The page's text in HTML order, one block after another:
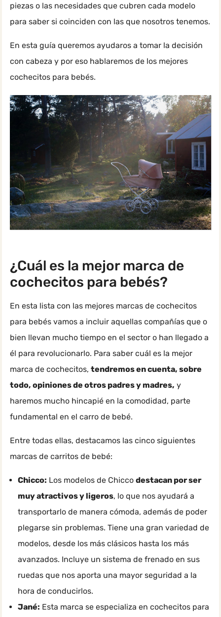
piezas o las necesidades que cubren cada modelo
para saber si coinciden con las que nosotros tenemos.
En esta guía queremos ayudaros a tomar la decisión
con cabeza y por eso hablaremos de los mejores
cochecitos para bebés.
¿Cuál es la mejor marca de
cochecitos para bebés?
En esta lista con las mejores marcas de cochecitos
para bebés vamos a incluir aquellas compañías que o
bien llevan mucho tiempo en el sector o han llegado a
él para revolucionarlo. Para saber cuál es la mejor
marca de cochecitos, tendremos en cuenta, sobre
todo, opiniones de otros padres y madres, y
haremos mucho hincapié en la comodidad, parte
fundamental en el carro de bebé.
Entre todas ellas, destacamos las cinco siguientes
marcas de carritos de bebé:
Chicco: Los modelos de Chicco destacan por ser
muy atractivos y ligeros, lo que nos ayudará a
transportarlo de manera cómoda, además de poder
plegarse sin problemas. Tiene una gran variedad de
modelos, desde los más clásicos hasta los más
avanzados. Incluye un sistema de frenado en sus
ruedas que nos aporta una mayor seguridad a la
hora de conducirlos.
Jané: Esta marca se especializa en cochecitos para